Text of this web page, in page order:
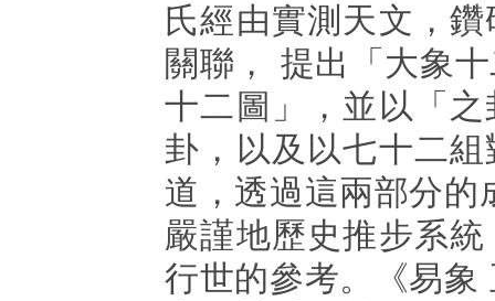
氏經由實測天文，
關聯， 提出「大象
十二圖」，並以「
卦，以及以七十二
道，透過這兩部分的
嚴謹地歷史推步系
行世的參考。《易象